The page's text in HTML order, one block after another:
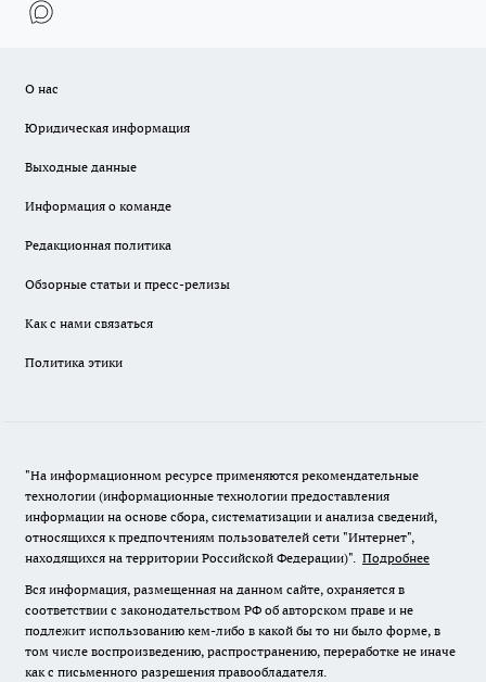
О нас
Юридическая информация
Выходные данные
Информация о команде
Редакционная политика
Обзорные статьи и пресс-релизы
Как с нами связаться
Политика этики
"На информационном ресурсе применяются рекомендательные
технологии (информационные технологии предоставления
информации на основе сбора, систематизации и анализа сведений,
относящихся к предпочтениям пользователей сети "Интернет",
находящихся на территории Российской Федерации)". Подробнее
Вся информация, размещенная на данном сайте, охраняется в
соответствии с законодательством РФ об авторском праве и не
подлежит использованию кем-либо в какой бы то ни было форме, в
том числе воспроизведению, распространению, переработке не иначе
как с письменного разрешения правообладателя.